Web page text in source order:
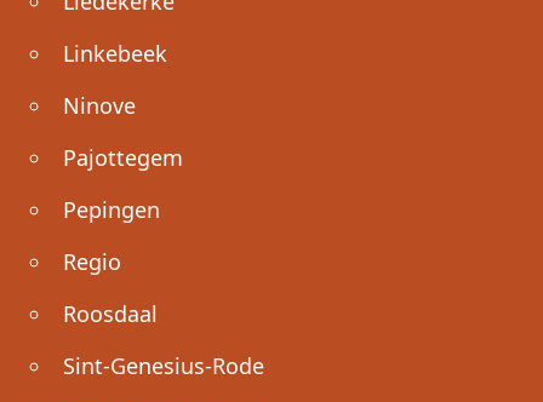
Linkebeek
Ninove
Pajottegem
Pepingen
Regio
Roosdaal
Sint-Genesius-Rode